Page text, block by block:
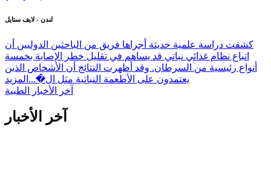
لندن - لايف ستايل
كشفت دراسة علمية حديثة أجراها فريق من الباحثين الدوليين أن
اتباع نظام غذائي نباتي قد يساهم في تقليل خطر الإصابة بخمسة
أنواع رئيسية من السرطان. وقد أظهرت النتائج أن الأشخاص الذين
يعتمدون على الأطعمة النباتية مثل ال�... المزيد
آخر الأخبار الطبية
آخر الأخبار